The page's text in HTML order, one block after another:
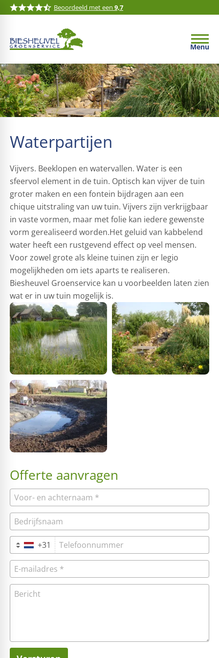
Beoordeeld met een 9,7
Menu
Waterpartijen
Vijvers. Beeklopen en watervallen. Water is een
sfeervol element in de tuin. Optisch kan vijver de tuin
groter maken en een fontein bijdragen aan een
chique uitstraling van uw tuin. Vijvers zijn verkrijgbaar
in vaste vormen, maar met folie kan iedere gewenste
vorm gerealiseerd worden.Het geluid van kabbelend
water heeft een rustgevend effect op veel mensen.
Voor zowel grote als kleine tuinen zijn er legio
mogelijkheden om iets aparts te realiseren.
Biesheuvel Groenservice kan u voorbeelden laten zien
wat er in uw tuin mogelijk is.
Offerte aanvragen
+31